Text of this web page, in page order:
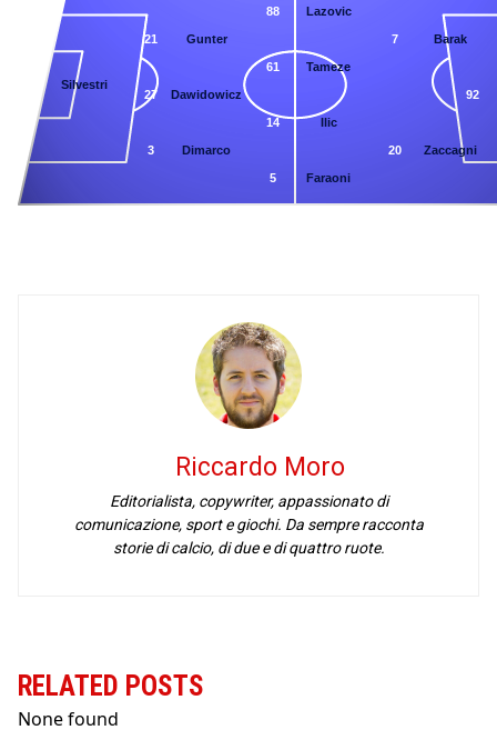
Silvestri
21 Gunter
27 Dawidowicz
3 Dimarco
88 Lazovic
61 Tameze
14 Ilic
5 Faraoni
7 Barak
20 Zaccagni
92
Riccardo Moro
Editorialista, copywriter, appassionato di
comunicazione, sport e giochi. Da sempre racconta
storie di calcio, di due e di quattro ruote.
RELATED POSTS
None found